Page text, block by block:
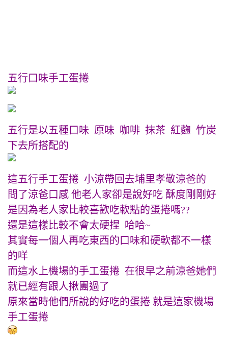
五行口味手工蛋捲
五行是以五種口味 原味 咖啡 抹茶 紅麴 竹炭
下去所搭配的
這五行手工蛋捲 小涼帶回去埔里孝敬涼爸的
問了涼爸口感 他老人家卻是說好吃 酥度剛剛好
是因為老人家比較喜歡吃軟點的蛋捲嗎??
還是這樣比較不會太硬捏 哈哈~
其實每一個人再吃東西的口味和硬軟都不一樣
的咩
而這水上機場的手工蛋捲 在很早之前涼爸她們
就已經有跟人揪團過了
原來當時他們所說的好吃的蛋捲 就是這家機場
手工蛋捲